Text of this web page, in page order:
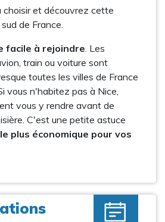
choisir et découvrez cette
de France.
facile à rejoindre. Les
train ou voiture sont
toutes les villes de France
vous n'habitez pas à Nice,
vous y rendre avant de
C'est une petite astuce
plus économique pour vos